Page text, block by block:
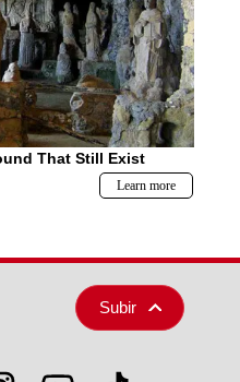
Subir